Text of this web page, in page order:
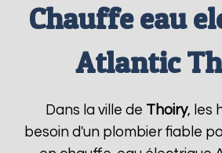
Chauffe eau
Atlantic
Dans la ville de Thoiry, les
besoin d'un plombier fiable